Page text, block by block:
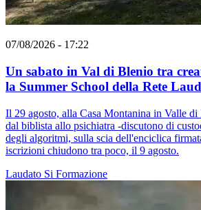
07/08/2026 - 17:22
Un sabato in Val di Blenio tra
la Summer School della Rete
Il 29 agosto, alla Casa Montanina in Valle
dal biblista allo psichiatra -discutono di
degli algoritmi, sulla scia dell'enciclica
iscrizioni chiudono tra poco, il 9 agosto.
Laudato Si Formazione